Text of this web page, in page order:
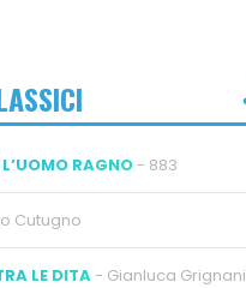
RAGNO - 883
Cutugno
LE DITA - Gianluca Grignani